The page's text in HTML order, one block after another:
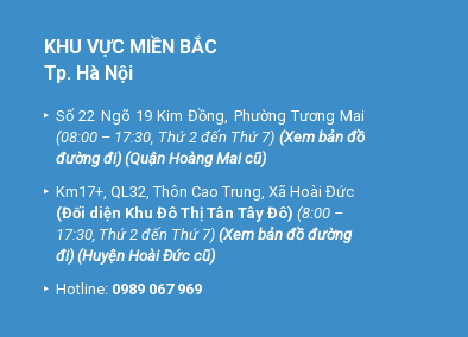
KHU VỰC MIỀN BẮC
Tp. Hà Nội
Số 22 Ngõ 19 Kim Đồng, Phường Tương Mai
(08:00 – 17:30, Thứ 2 đến Thứ 7) (Xem bản đồ
đường đi) (Quận Hoàng Mai cũ)
Km17+, QL32, Thôn Cao Trung, Xã Hoài Đức
(Đối diện Khu Đô Thị Tân Tây Đô) (8:00 –
17:30, Thứ 2 đến Thứ 7) (Xem bản đồ đường
đi) (Huyện Hoài Đức cũ)
Hotline: 0989 067 969